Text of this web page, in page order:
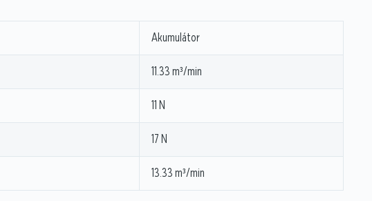
Akumulátor
11.33 m³/min
11 N
17 N
13.33 m³/min